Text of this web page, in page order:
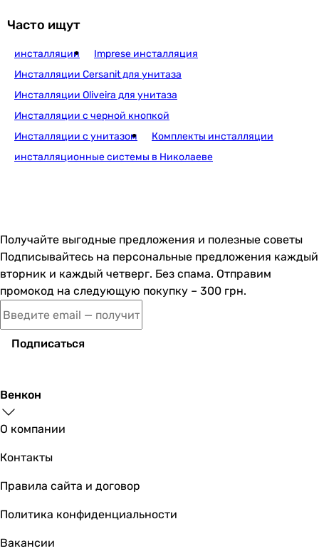
8 266 Купить
15 080 грн Купить
Viega Prevista Dry 771973+678630+773748
8 060грн
Часто ищут
инсталляции
Imprese инсталляция
Инсталляции Cersanit для унитаза
Инсталляции Oliveira для унитаза
Инсталляции с черной кнопкой
Инсталляции с унитазом
Комплекты инсталляции
инсталляционные системы в Николаеве
Получайте выгодные предложения и полезные советы
Подписывайтесь на персональные предложения каждый
вторник и каждый четверг. Без спама. Отправим
промокод на следующую покупку – 300 грн.
Подписаться
Венкон
О компании
Контакты
Правила сайта и договор
Политика конфиденциальности
Вакансии